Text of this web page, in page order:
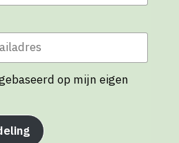
op mijn eigen